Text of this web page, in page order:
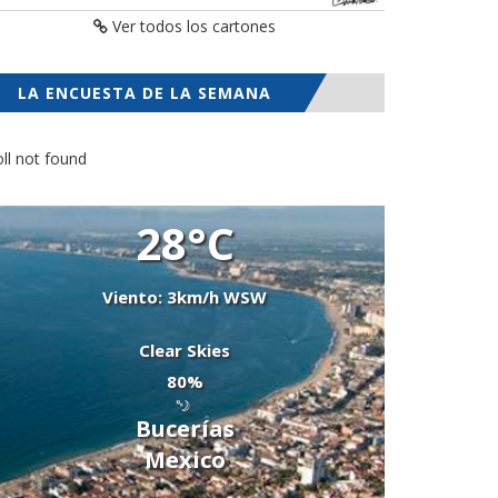
Ver todos los cartones
LA ENCUESTA DE LA SEMANA
not found
28°C
Viento: 3km/h WSW
Clear Skies
80%
Bucerías
Mexico